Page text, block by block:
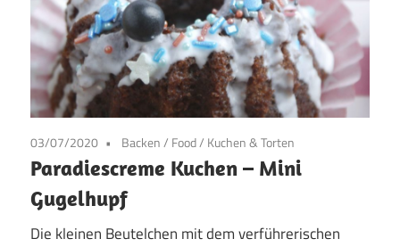
03/07/2020 Backen/ Food/ Kuchen & Torten
Paradiescreme Kuchen – Mini
Gugelhupf
Die kleinen Beutelchen mit dem verführerischen